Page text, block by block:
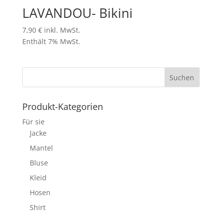
LAVANDOU- Bikini
7,90 € inkl. MwSt.
Enthält 7% MwSt.
Produkt-Kategorien
Für sie
Jacke
Mantel
Bluse
Kleid
Hosen
Shirt